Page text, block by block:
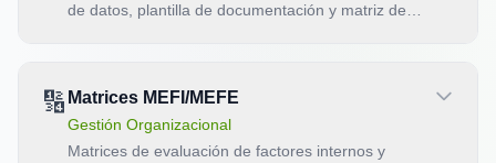
de datos, plantilla de documentación y matriz de
🔢 Matrices MEFI/MEFE
Gestión Organizacional
Matrices de evaluación de factores internos y